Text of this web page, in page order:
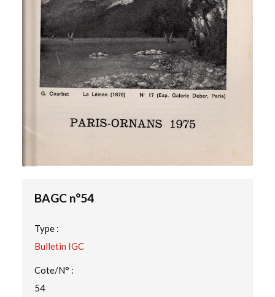
BAGC n°54
Type :
Bulletin IGC
Cote/N° :
54